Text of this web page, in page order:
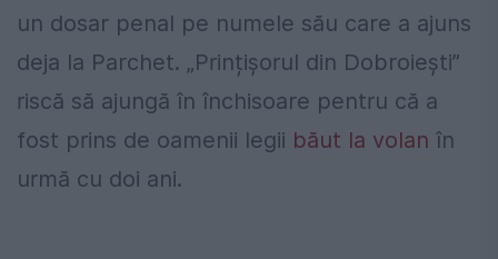
un dosar penal pe numele său care a ajuns
deja la Parchet. „Prințișorul din Dobroiești”
riscă să ajungă în închisoare pentru că a
fost prins de oamenii legii băut la volan în
urmă cu doi ani.